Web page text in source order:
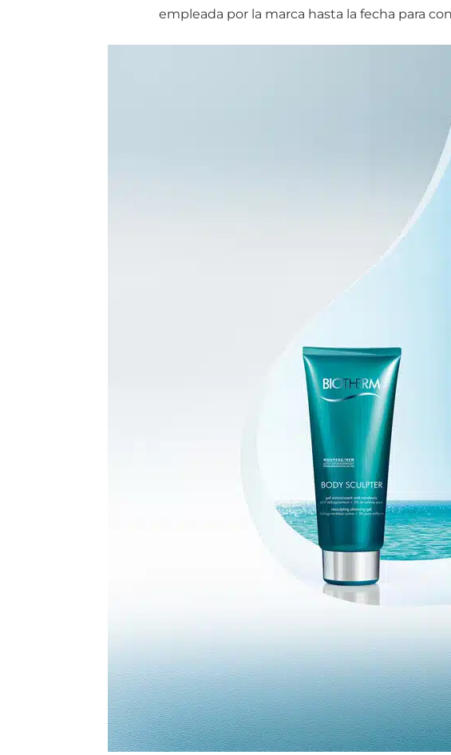
empleada por la marca hasta la fecha para